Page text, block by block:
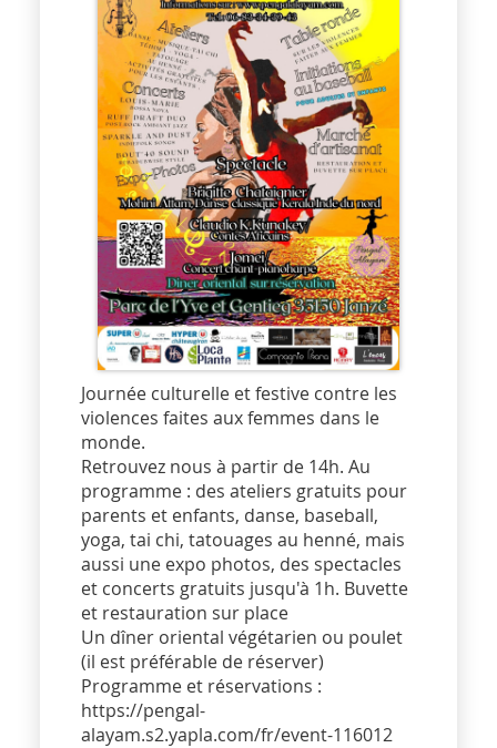
Journée culturelle et festive contre les
violences faites aux femmes dans le
monde.
Retrouvez nous à partir de 14h. Au
programme : des ateliers gratuits pour
parents et enfants, danse, baseball,
yoga, tai chi, tatouages au henné, mais
aussi une expo photos, des spectacles
et concerts gratuits jusqu'à 1h. Buvette
et restauration sur place
Un dîner oriental végétarien ou poulet
(il est préférable de réserver)
Programme et réservations :
https://pengal-
alayam.s2.yapla.com/fr/event-116012